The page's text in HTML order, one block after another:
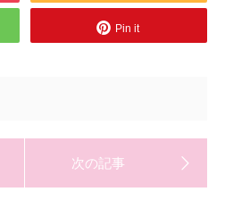
Pin it